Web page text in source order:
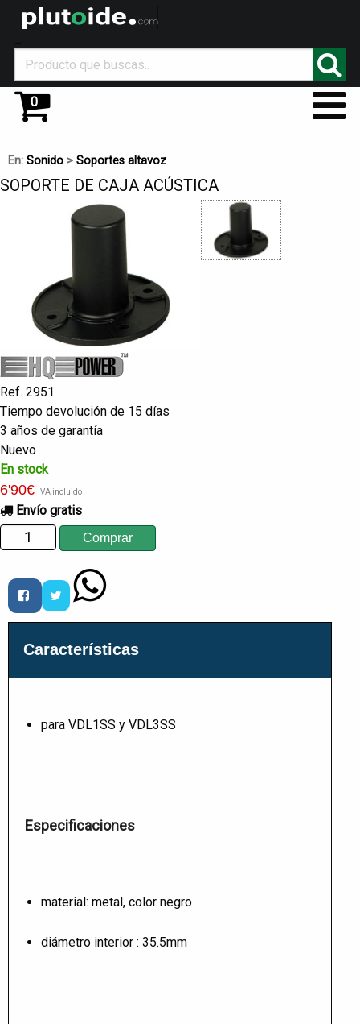
0
En: Sonido > Soportes altavoz
SOPORTE DE CAJA ACÚSTICA
Ref. 2951
Tiempo devolución de 15 días
3 años de garantía
Nuevo
En stock
6'90€ IVA incluido
Envío gratis
Características
para VDL1SS y VDL3SS
Especificaciones
material: metal, color negro
diámetro interior : 35.5mm